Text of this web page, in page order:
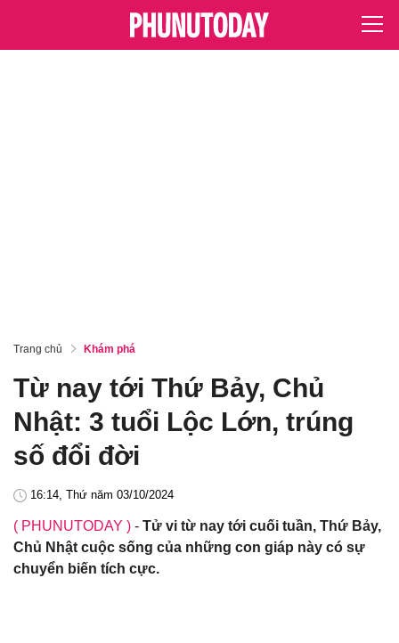
Trang chủ Khám phá
Từ nay tới Thứ Bảy, Chủ
Nhật: 3 tuổi Lộc Lớn, trúng
số đổi đời
16:14, Thứ năm 03/10/2024
( PHUNUTODAY ) - Tử vi từ nay tới cuối tuần, Thứ Bảy,
Chủ Nhật cuộc sống của những con giáp này có sự
chuyển biến tích cực.